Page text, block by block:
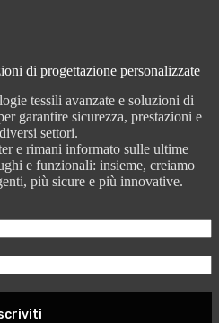
di progettazione personalizzate
tessili avanzate e soluzioni di
garantire sicurezza, prestazioni e
settori.
e rimani informato sulle ultime
e funzionali: insieme, creiamo
più sicure e più innovative.